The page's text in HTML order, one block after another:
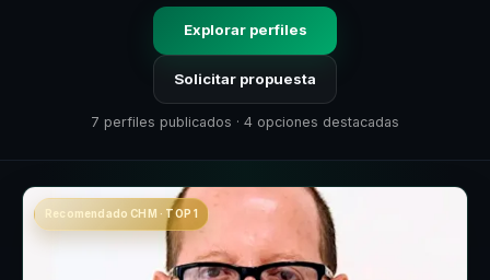
Explorar perfiles
Solicitar propuesta
7 perfiles publicados · 4 opciones destacadas
Recomendado CHM · TOP 1